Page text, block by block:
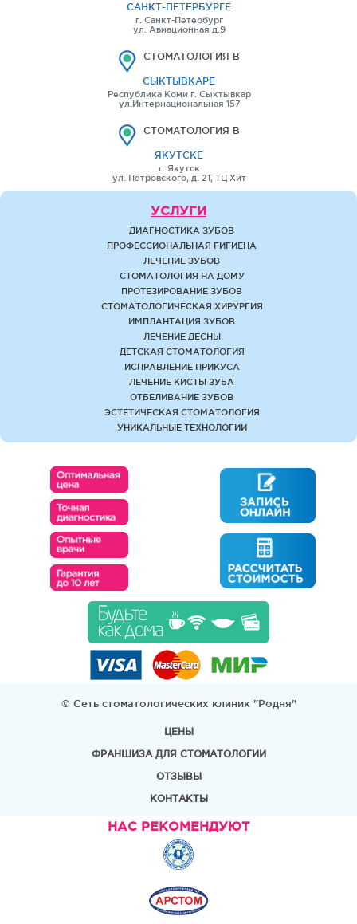
САНКТ-ПЕТЕРБУРГЕ
г. Санкт-Петербург
ул. Авиационная д.9
СТОМАТОЛОГИЯ В
СЫКТЫВКАРЕ
Республика Коми г. Сыктывкар
ул.Интернациональная 157
СТОМАТОЛОГИЯ В
ЯКУТСКЕ
г. Якутск
ул. Петровского, д. 21, ТЦ Хит
УСЛУГИ
ДИАГНОСТИКА ЗУБОВ
ПРОФЕССИОНАЛЬНАЯ ГИГИЕНА
ЛЕЧЕНИЕ ЗУБОВ
СТОМАТОЛОГИЯ НА ДОМУ
ПРОТЕЗИРОВАНИЕ ЗУБОВ
СТОМАТОЛОГИЧЕСКАЯ ХИРУРГИЯ
ИМПЛАНТАЦИЯ ЗУБОВ
ЛЕЧЕНИЕ ДЕСНЫ
ДЕТСКАЯ СТОМАТОЛОГИЯ
ИСПРАВЛЕНИЕ ПРИКУСА
ЛЕЧЕНИЕ КИСТЫ ЗУБА
ОТБЕЛИВАНИЕ ЗУБОВ
ЭСТЕТИЧЕСКАЯ СТОМАТОЛОГИЯ
УНИКАЛЬНЫЕ ТЕХНОЛОГИИ
© Сеть стоматологических клиник "Родня"
ЦЕНЫ
ФРАНШИЗА ДЛЯ СТОМАТОЛОГИИ
ОТЗЫВЫ
КОНТАКТЫ
НАС РЕКОМЕНДУЮТ